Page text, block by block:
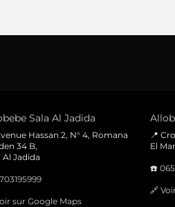
Sala Al Jadida
Hassan 2, N° 4, Romana
34 B,
Al Jadida
sur Google Maps
📍
El
☎️
🔗